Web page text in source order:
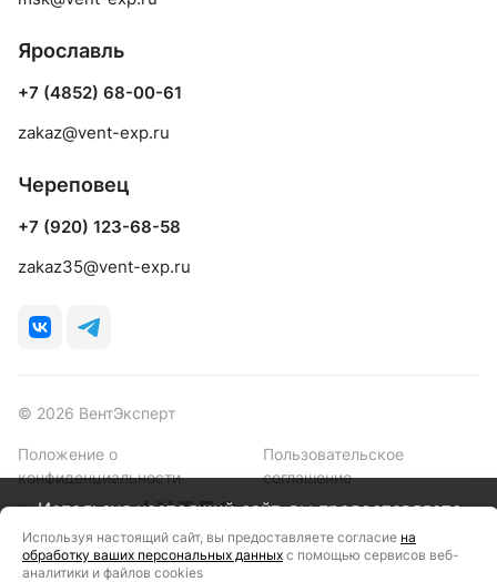
Ярославль
+7 (4852) 68-00-61
zakaz@vent-exp.ru
Череповец
+7 (920) 123-68-58
zakaz35@vent-exp.ru
© 2026 ВентЭксперт
Положение о
конфиденциальности
Пользовательское
соглашение
Разработано в
Используя настоящий сайт, вы предоставляете
согласие на обработку ваших персональных данных
с помощью сервисов веб-аналитики и файлов
Используя настоящий сайт, вы предоставляете согласие на
обработку ваших персональных данных с помощью сервисов веб-
аналитики и файлов cookies